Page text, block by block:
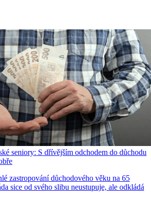
seniory: S dřívějším odchodem do důchodu
zastropování důchodového věku na 65
sice od svého slibu neustupuje, ale odkládá